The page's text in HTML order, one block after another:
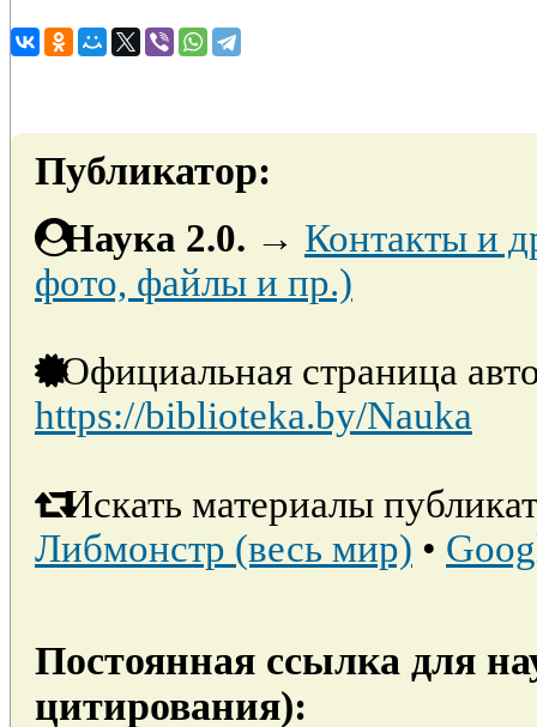
Публикатор:
Наука 2.0. → Контакты и
фото, файлы и пр.)
Официальная страница
https://biblioteka.by/Nauka
Искать материалы
Либмонстр (весь мир) •
Постоянная ссылка для
цитирования):